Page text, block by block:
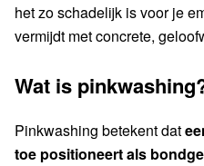
het zo schadelijk is voor je
vermijdt met concrete,
Wat is
Pinkwashing betekent dat
toe positioneert als